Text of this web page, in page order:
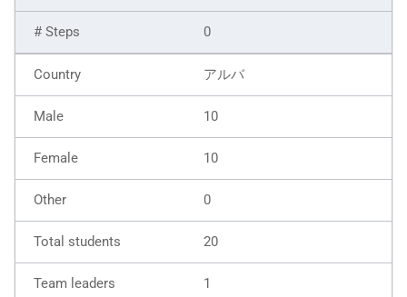
0
アルバ
10
10
0
20
1